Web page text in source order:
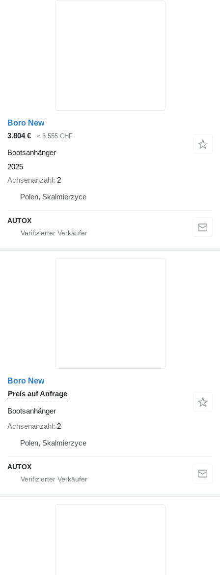
Boro New
3.804 €
≈ 3.555 CHF
Bootsanhänger
2025
Achsenanzahl 2
Polen, Skalmierzyce
AUTOX
Boro New
Preis auf Anfrage
Bootsanhänger
Achsenanzahl 2
Polen, Skalmierzyce
AUTOX